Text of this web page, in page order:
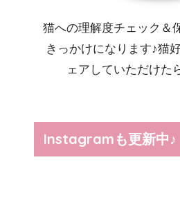
猫への理解度チェック＆
きっかけになります♪猫
ェアしていただけた
Instagramも更新中♪